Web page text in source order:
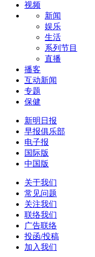
视频
新闻
娱乐
生活
系列节目
直播
播客
互动新闻
专题
保健
新明日报
早报俱乐部
电子报
国际版
中国版
关于我们
常见问题
关注我们
联络我们
广告联络
投函/投稿
加入我们